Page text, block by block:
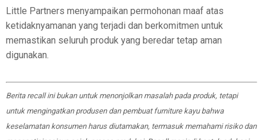
Little Partners menyampaikan permohonan maaf atas
ketidaknyamanan yang terjadi dan berkomitmen untuk
memastikan seluruh produk yang beredar tetap aman
digunakan.
Berita recall ini bukan untuk menonjolkan masalah pada produk, tetapi
untuk mengingatkan produsen dan pembuat furniture kayu bahwa
keselamatan konsumen harus diutamakan, termasuk memahami risiko dan